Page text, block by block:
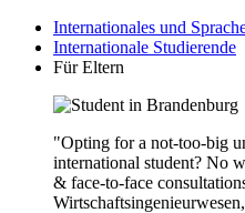
Internationales und
Internationale Studierende
Für Eltern
"Opting for a not-too-big
international student? No
& face-to-face